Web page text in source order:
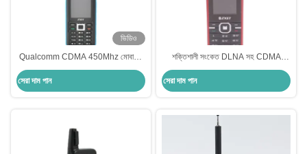
ভিডিও
Qualcomm CDMA 450Mhz মোবাইল
ফোন এফএম রেডিও MP3 প্লেব্যাক এক্সটার্নাল
সেরা দাম পান
শক্তিশালী সংকেত DLNA সহ CDMA
450MHz বাহ্যিক অ্যান্টেনা মোবাইল ফোন
সেরা দাম পান